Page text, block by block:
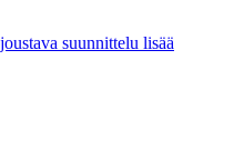
suunnittelu lisää